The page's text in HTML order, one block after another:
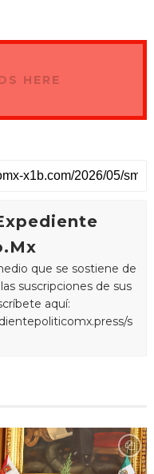
HERE
que se sostiene de
suscripciones de sus
aquí:
s